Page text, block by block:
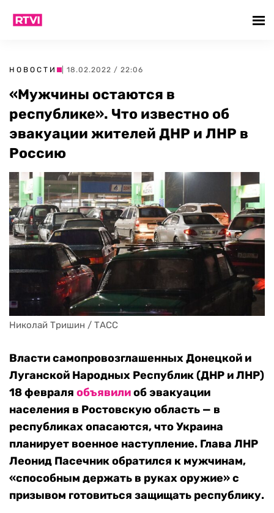
НОВОСТИ | 18.02.2022 / 22:06
«Мужчины остаются в
республике». Что известно об
эвакуации жителей ДНР и ЛНР в
Россию
Николай Тришин / ТАСС
Власти самопровозглашенных Донецкой и
Луганской Народных Республик (ДНР и ЛНР)
18 февраля объявилиоб эвакуации
населения в Ростовскую область — в
республиках опасаются, что Украина
планирует военное наступление. Глава ЛНР
Леонид Пасечник обратился к мужчинам,
«способным держать в руках оружие» с
призывом готовиться защищать республику.